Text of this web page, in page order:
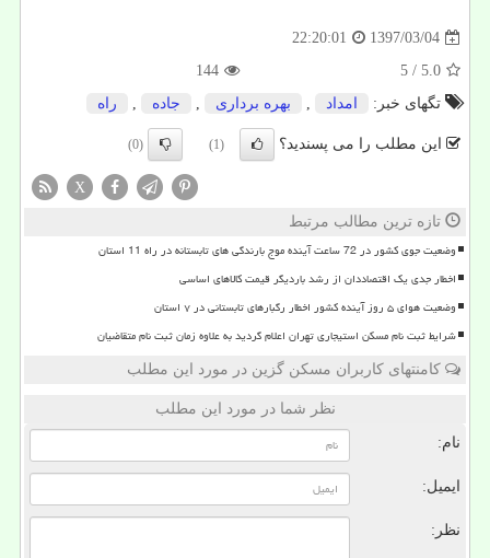
1397/03/04
22:20:01
5.0
/ 5
144
تگهای خبر:
امداد , بهره برداری , جاده , راه
این مطلب را می پسندید؟ (1)
(0)
X
تازه ترین مطالب مرتبط
وضعیت جوی کشور در 72 ساعت آینده موج بارندگی های تابستانه در راه 11 استان
اخطار جدی یک اقتصاددان از رشد باردیگر قیمت کالاهای اساسی
وضعیت هوای ۵ روز آینده کشور اخطار رگبارهای تابستانی در ۷ استان
شرایط ثبت نام مسکن استیجاری تهران اعلام گردید به علاوه زمان ثبت نام متقاضیان
کامنتهای کاربران مسکن گزین در مورد این مطلب
نظر شما در مورد این مطلب
نام:
ایمیل:
نظر: